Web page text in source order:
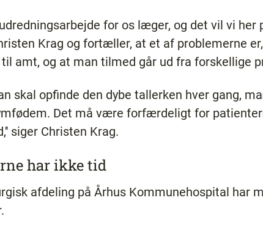
for os læger, og det vil vi her
Krag og fortæller, at et af problemerne
amt, og at man tilmed går ud fra forskellige
skal opfinde den dybe tallerken hver gang,
Det må være forfærdeligt for
siger Christen Krag.
har ikke tid
afdeling på Århus Kommunehospital har